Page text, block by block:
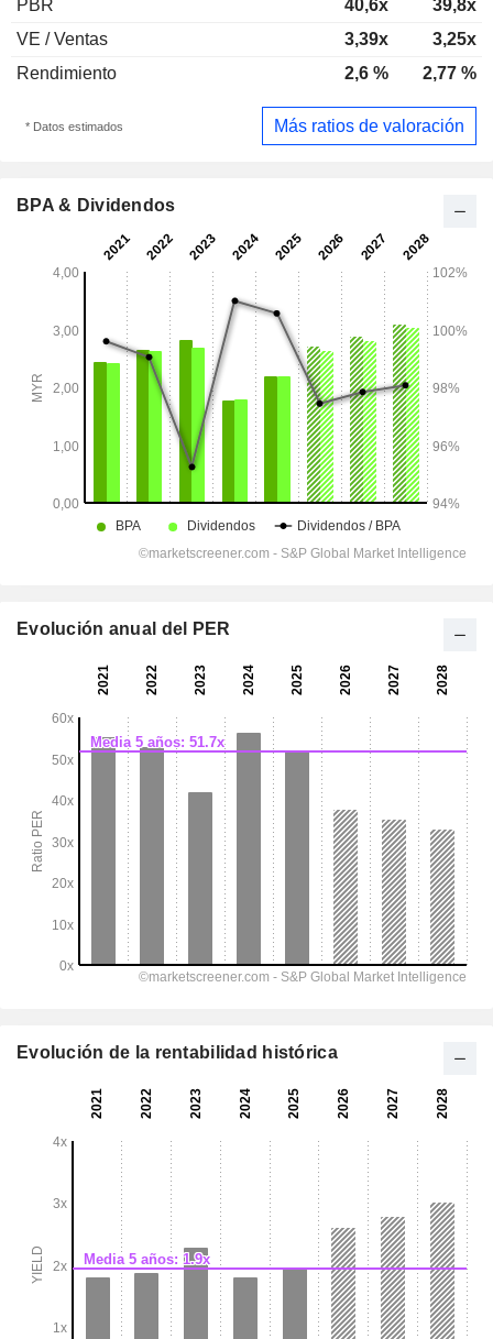
PBR 40,6x
39,8x
VE / Ventas
3,39x
3,25x
Rendimiento
2,6 % 2,77 %
* Datos estimados Más ratios de valoración
BPA & Dividendos
Evolución anual del PER
Evolución de la rentabilidad histórica